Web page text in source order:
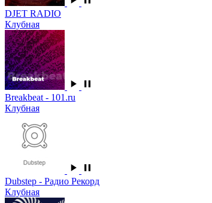
DJET RADIO
Клубная
Breakbeat - 101.ru
Клубная
Dubstep - Радио Рекорд
Клубная